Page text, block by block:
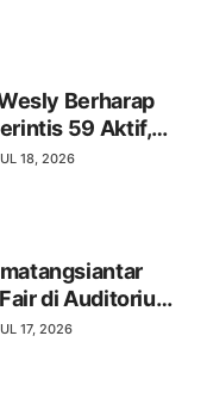
Berharap
59 Aktif,
Lahirkan
18, 2026
di Auditorium
1.000 Lebih
17, 2026